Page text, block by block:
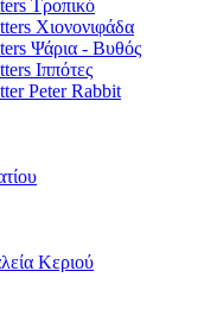
Τροπικό
Χιονονιφάδα
Ψάρια - Βυθός
Ιππότες
Peter Rabbit
Κεριού